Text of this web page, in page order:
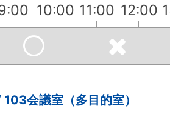
10:00 11:00 12:00
会議室（多目的室）